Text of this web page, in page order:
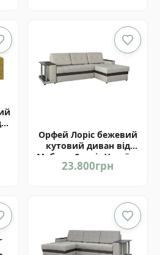
Орфей Лоріс бежевий
кутовий диван від
Мебель-Сервіс Україна
23.800грн